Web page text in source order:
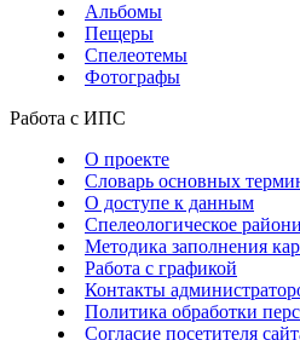
Альбомы
Пещеры
Спелеотемы
Фотографы
Работа с ИПС
О проекте
Словарь основных
О доступе к данным
Спелеологическое
Методика заполнения
Работа с графикой
Контакты
Политика обработки
Согласие посетителя